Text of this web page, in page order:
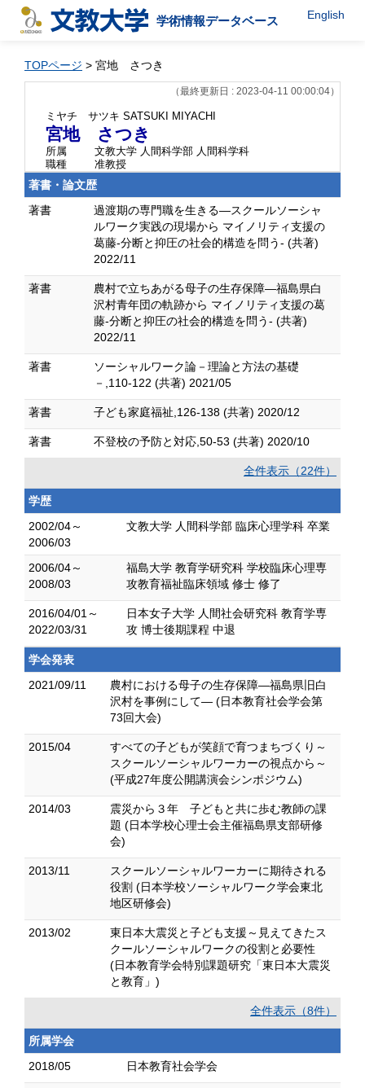
学術情報データベース English
TOPページ > 宮地 さつき
（最終更新日 : 2023-04-11 00:00:04）
ミヤチ サツキ SATSUKI MIYACHI
宮地 さつき
所属
文教大学 人間科学部 人間科学科
職種
准教授
著書・論文歴
著書
過渡期の専門職を生きる―スクールソーシャ
ルワーク実践の現場から マイノリティ支援の
葛藤-分断と抑圧の社会的構造を問う- (共著)
2022/11
著書
農村で立ちあがる母子の生存保障―福島県白
沢村青年団の軌跡から マイノリティ支援の葛
藤-分断と抑圧の社会的構造を問う- (共著)
2022/11
著書
ソーシャルワーク論－理論と方法の基礎
－,110-122 (共著) 2021/05
著書 子ども家庭福祉,126-138 (共著) 2020/12
著書 不登校の予防と対応,50-53 (共著) 2020/10
全件表示（22件）
学歴
2002/04～
2006/03
文教大学 人間科学部 臨床心理学科 卒業
2006/04～
2008/03
福島大学 教育学研究科 学校臨床心理専
攻教育福祉臨床領域 修士 修了
2016/04/01～
2022/03/31
日本女子大学 人間社会研究科 教育学専
攻 博士後期課程 中退
学会発表
2021/09/11
農村における母子の生存保障―福島県旧白
沢村を事例にして― (日本教育社会学会第
73回大会)
2015/04
すべての子どもが笑顔で育つまちづくり～
スクールソーシャルワーカーの視点から～
(平成27年度公開講演会シンポジウム)
2014/03
震災から３年 子どもと共に歩む教師の課
題 (日本学校心理士会主催福島県支部研修
会)
2013/11
スクールソーシャルワーカーに期待される
役割 (日本学校ソーシャルワーク学会東北
地区研修会)
2013/02
東日本大震災と子ども支援～見えてきたス
クールソーシャルワークの役割と必要性
(日本教育学会特別課題研究「東日本大震災
と教育」)
全件表示（8件）
所属学会
2018/05
日本教育社会学会